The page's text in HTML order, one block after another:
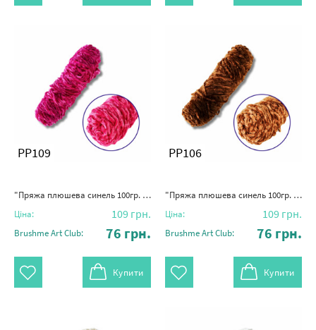
PP109
"Пряжа плюшева синель 100гр. (100% поліестер)" темно-червона троянда
Ціна: 109 грн.
Brushme Art Club: 76 грн.
Купити
PP106
"Пряжа плюшева синель 100гр. (100% поліестер)" темна карамель
Ціна: 109 грн.
Brushme Art Club: 76 грн.
Купити